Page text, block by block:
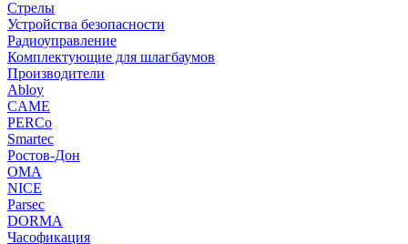
Стрелы
Устройства безопасности
Радиоуправление
Комплектующие для шлагбаумов
Производители
Abloy
CAME
PERCo
Smartec
Ростов-Дон
ОМА
NICE
Parsec
DORMA
Часофикация